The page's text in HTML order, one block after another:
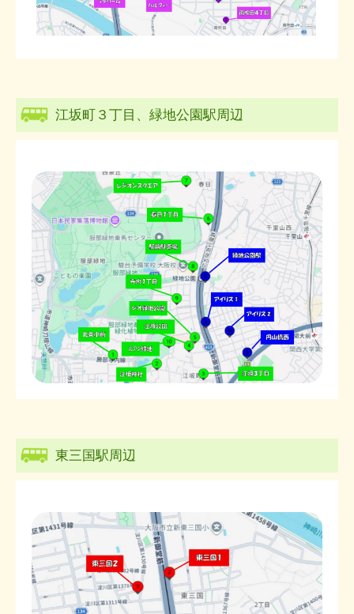
江坂町３丁目、緑地公園駅周辺
東三国駅周辺